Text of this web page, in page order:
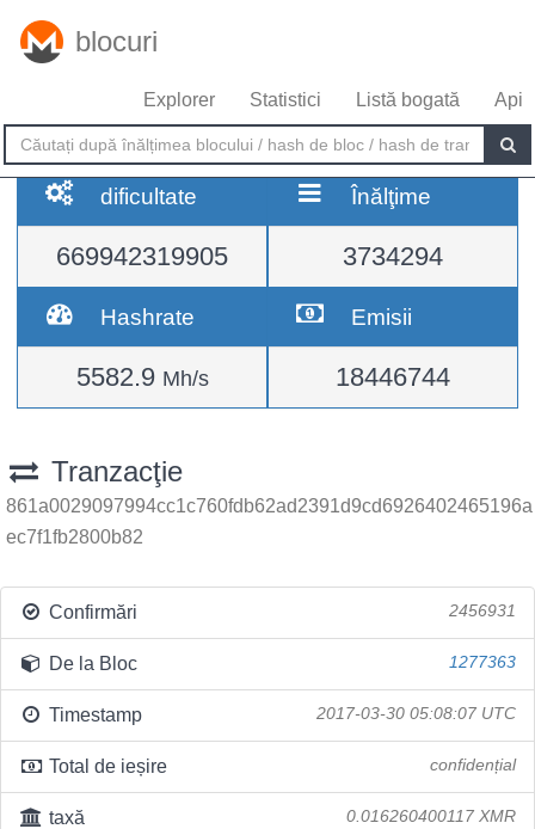
blocuri
Explorer Statistici Listă bogată Api
dificultate
669942319905
Înălţime
3734294
Hashrate
5582.9 Mh/s
Emisii
18446744
Tranzacţie
861a0029097994cc1c760fdb62ad2391d9cd6926402465196a
ec7f1fb2800b82
Confirmări 2456931
De la Bloc 1277363
Timestamp 2017-03-30 05:08:07 UTC
Total de ieșire confidențial
taxă 0.016260400117 XMR